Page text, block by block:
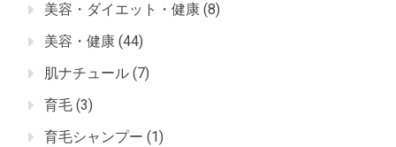
美容・ダイエット・健康 (8)
美容・健康 (44)
肌ナチュール (7)
育毛 (3)
育毛シャンプー (1)